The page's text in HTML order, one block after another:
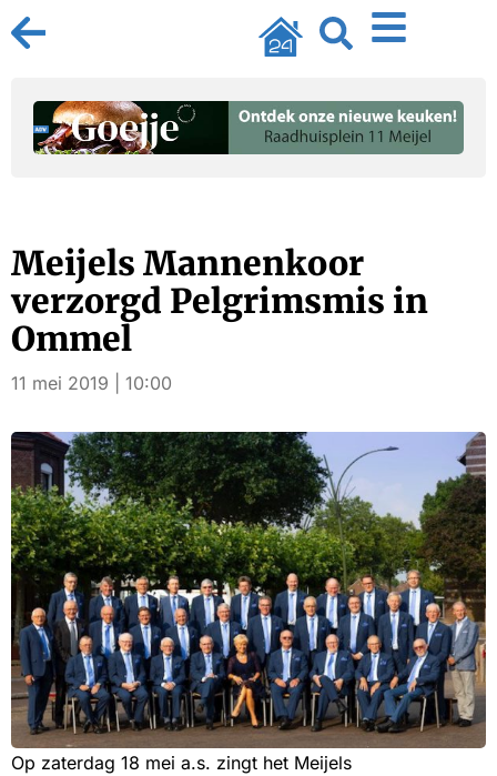
Meijels Mannenkoor
verzorgd Pelgrimsmis in
Ommel
11 mei 2019 | 10:00
Op zaterdag 18 mei a.s. zingt het Meijels